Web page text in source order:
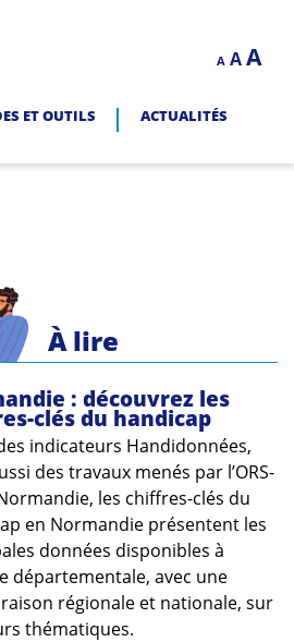
A
Decrease
font
A Reset
A
ET OUTILS
ACTUALITÉS
À lire
: découvrez les
clés du handicap
indicateurs Handidonnées,
des travaux menés par l’ORS-
les chiffres-clés du
en Normandie présentent les
données disponibles à
départementale, avec une
régionale et nationale, sur
thématiques.